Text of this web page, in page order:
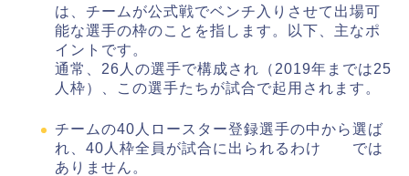
は、チームが公式戦でベンチ入りさせて出場可
能な選手の枠のことを指します。以下、主なポ
イントです。
通常、26人の選手で構成され（2019年までは25
人枠）、この選手たちが試合で起用されます。
チームの40人ロースター登録選手の中から選ば
れ、40人枠全員が試合に出られるわけ では
ありません。